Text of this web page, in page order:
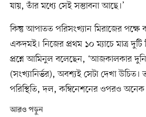
যায়, তাঁর মধ্যে সেই সম্ভাবনা আছে।’
কিন্তু আপাতত পরিসংখ্যান মিরাজের পক্ষে
একদমই। নিজের প্রথম ১০ ম্যাচে মাত্র
প্রশ্নে আমিনুল বলেছেন, ‘আজকালকার
(সংখ্যানির্ভর), অবশ্যই সেটা দেখা
পরিস্থিতি, দল, কম্বিনেশনের ওপরও অনেক
আরও পড়ুন